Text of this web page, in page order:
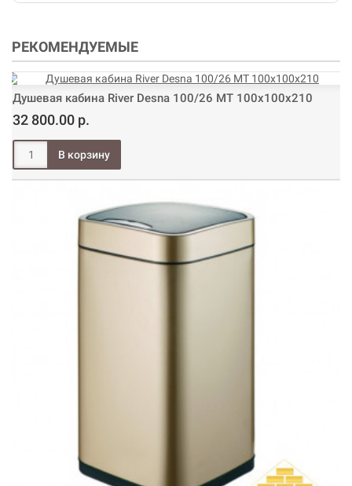
РЕКОМЕНДУЕМЫЕ
Душевая кабина River Desna 100/26 МТ 100х100х210
32 800.00 р.